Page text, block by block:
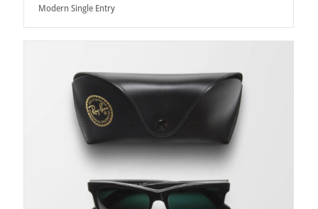
Modern Single Entry